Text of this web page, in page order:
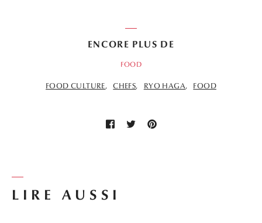
LIRE AUSSI
ENCORE PLUS DE
FOOD
FOOD CULTURE CHEFS RYO HAGA FOOD